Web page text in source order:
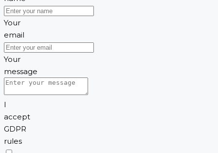
Your
email
Your
message
I
accept
GDPR
rules